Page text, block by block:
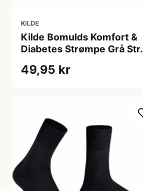
KILDE
Kilde Bomulds Komfort &
Diabetes Strømpe Grå Str.
49,95 kr